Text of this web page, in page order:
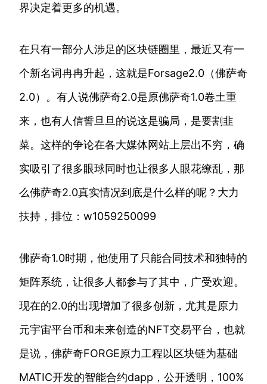
界决定着更多的机遇。
在只有一部分人涉足的区块链圈里，最近又有一
个新名词冉冉升起，这就是Forsage2.0（佛萨奇
2.0）。有人说佛萨奇2.0是原佛萨奇1.0卷土重
来，也有人信誓旦旦的说这是骗局，是要割韭
菜。这样的争论在各大媒体网站上层出不穷，确
实吸引了很多眼球同时也让很多人眼花缭乱，那
么佛萨奇2.0真实情况到底是什么样的呢？大力
扶持，排位：w1059250099
佛萨奇1.0时期，他使用了只能合同技术和独特的
矩阵系统，让很多人都参与了其中，广受欢迎。
现在的2.0的出现增加了很多创新，尤其是原力
元宇宙平台币和未来创造的NFT交易平台，也就
是说，佛萨奇FORGE原力工程以区块链为基础
MATIC开发的智能合约dapp，公开透明，100%